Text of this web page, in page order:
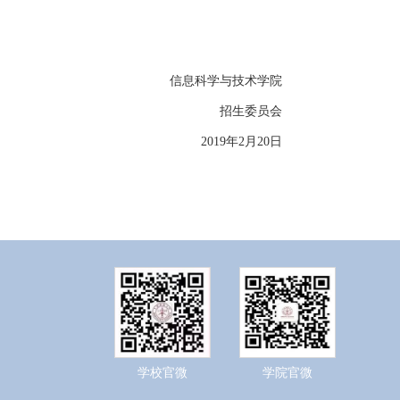
信息科学与技术学院
招生委员会
2019年2月20日
学校官微 学院官微